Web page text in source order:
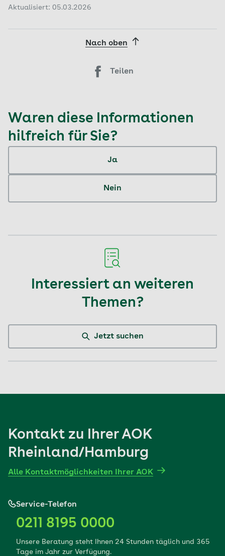
Aktualisiert: 05.03.2026
Nach oben
Teilen
Waren diese Informationen
hilfreich für Sie?
Ja
Nein
Interessiert an weiteren
Themen?
Jetzt suchen
Kontakt zu Ihrer AOK
Rheinland/Hamburg
Alle Kontaktmöglichkeiten Ihrer AOK
Service-Telefon
0211 8195 0000
Unsere Beratung steht Ihnen 24 Stunden täglich und 365
Tage im Jahr zur Verfügung.